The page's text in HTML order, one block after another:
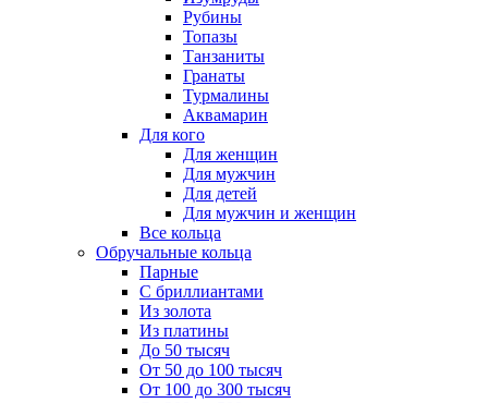
Рубины
Топазы
Танзаниты
Гранаты
Турмалины
Аквамарин
Для кого
Для женщин
Для мужчин
Для детей
Для мужчин и женщин
Все кольца
Обручальные кольца
Парные
С бриллиантами
Из золота
Из платины
До 50 тысяч
От 50 до 100 тысяч
От 100 до 300 тысяч